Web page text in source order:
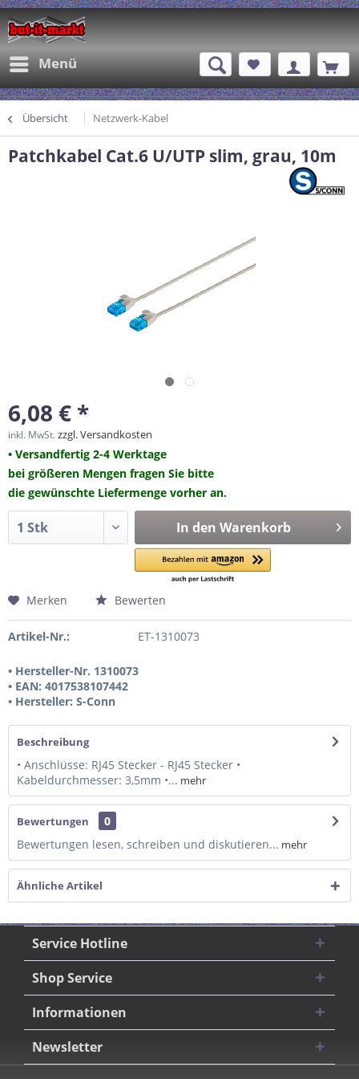
Menü
Übersicht Netzwerk-Kabel
Patchkabel Cat.6 U/UTP slim, grau, 10m
6,08 € *
inkl. MwSt.zzgl. Versandkosten
• Versandfertig 2-4 Werktage
bei größeren Mengen fragen Sie bitte
die gewünschte Liefermenge vorher an.
In den Warenkorb
Merken Bewerten
Artikel-Nr.: ET-1310073
• Hersteller-Nr. 1310073
• EAN: 4017538107442
• Hersteller: S-Conn
Beschreibung
• Anschlüsse: RJ45 Stecker - RJ45 Stecker •
Kabeldurchmesser: 3,5mm •... mehr
Bewertungen
0
Bewertungen lesen, schreiben und diskutieren... mehr
Ähnliche Artikel
Service Hotline
Shop Service
Informationen
Newsletter